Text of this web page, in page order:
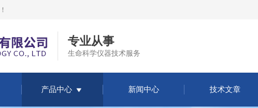
！
专业从事
生命科学仪器技术服务
产品中心 新闻中心 技术文章